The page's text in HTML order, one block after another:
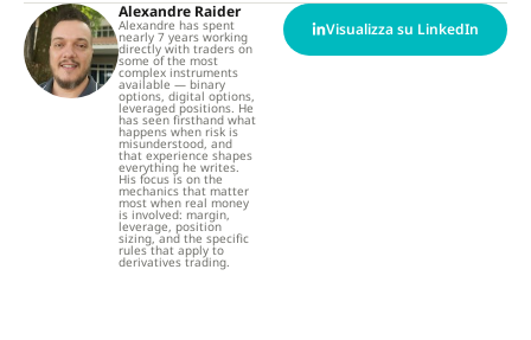
Alexandre Raider
Alexandre has spent
nearly 7 years working
directly with traders on
some of the most
complex instruments
available — binary
options, digital options,
leveraged positions. He
has seen firsthand what
happens when risk is
misunderstood, and
that experience shapes
everything he writes.
His focus is on the
mechanics that matter
most when real money
is involved: margin,
leverage, position
sizing, and the specific
rules that apply to
derivatives trading.
Visualizza su LinkedIn